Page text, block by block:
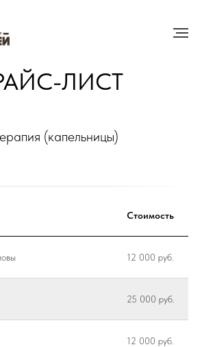
ЛИСТ
(капельницы)
Стоимость
12 000 руб.
25 000 руб.
12 000 руб.